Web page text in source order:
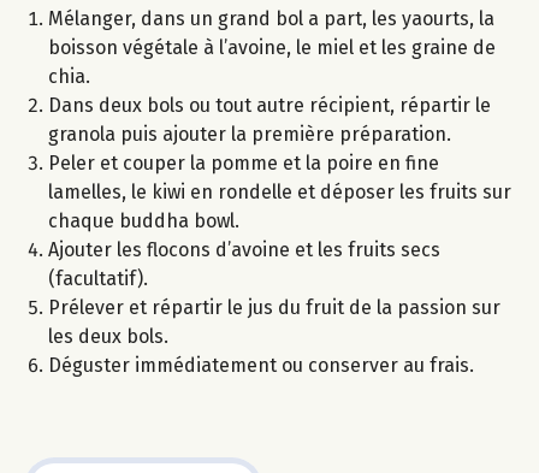
Mélanger, dans un grand bol a part, les yaourts, la
boisson végétale à l’avoine, le miel et les graine de
chia.
Dans deux bols ou tout autre récipient, répartir le
granola puis ajouter la première préparation.
Peler et couper la pomme et la poire en fine
lamelles, le kiwi en rondelle et déposer les fruits sur
chaque buddha bowl.
Ajouter les flocons d’avoine et les fruits secs
(facultatif).
Prélever et répartir le jus du fruit de la passion sur
les deux bols.
Déguster immédiatement ou conserver au frais.